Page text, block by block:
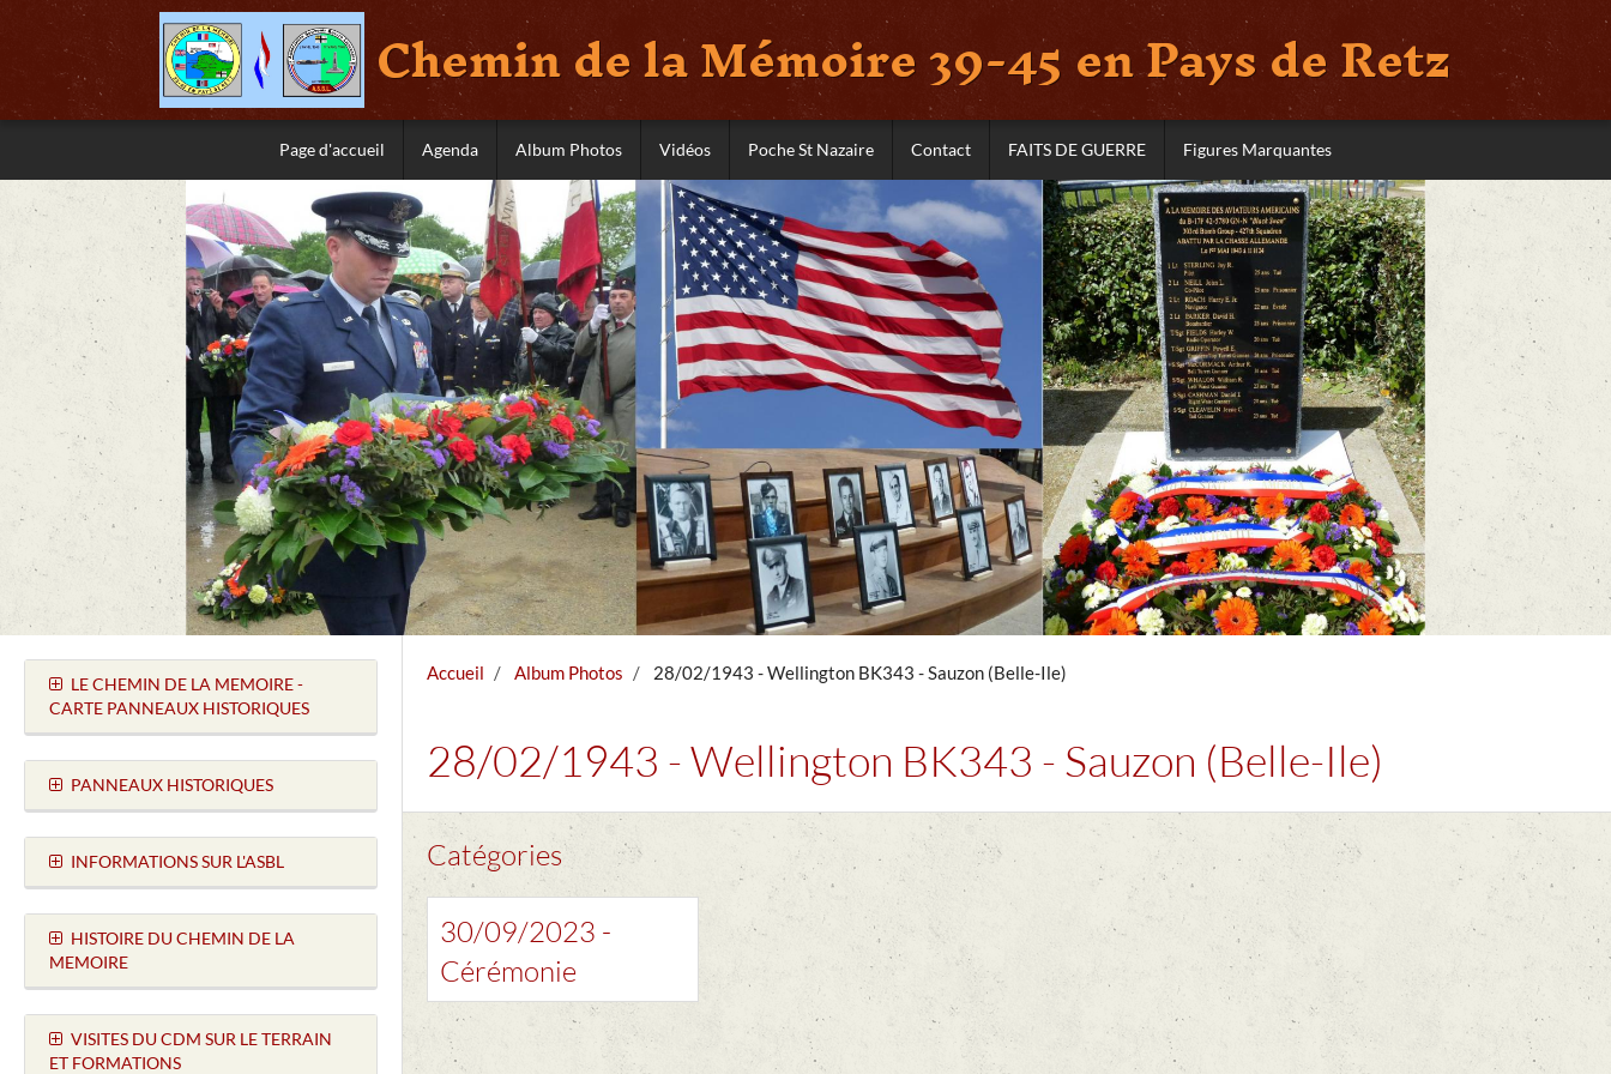
Chemin de la Mémoire 39-45 en Pays de Retz
Page d'accueil Agenda Album Photos Vidéos Poche St Nazaire Contact FAITS DE GUERRE Figures Marquantes
Accueil Album Photos 28/02/1943 - Wellington BK343 - Sauzon (Belle-Ile)
28/02/1943 - Wellington BK343 - Sauzon (Belle-Ile)
Catégories
30/09/2023 -
Cérémonie
LE CHEMIN DE LA MEMOIRE -
CARTE PANNEAUX HISTORIQUES
PANNEAUX HISTORIQUES
INFORMATIONS SUR L'ASBL
HISTOIRE DU CHEMIN DE LA
MEMOIRE
VISITES DU CDM SUR LE TERRAIN
ET FORMATIONS